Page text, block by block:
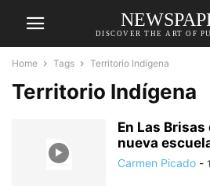
DISCOVER THE ART OF
Home Tags Territorio Indígena
Territorio Indígena
En Las
nueva
Carmen Picado -